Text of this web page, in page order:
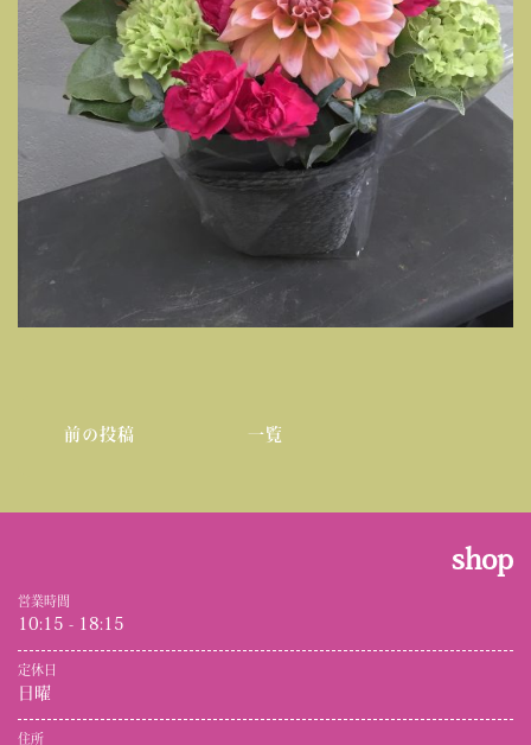
前の投稿 一覧
shop
営業時間
10:15 - 18:15
定休日
日曜
住所